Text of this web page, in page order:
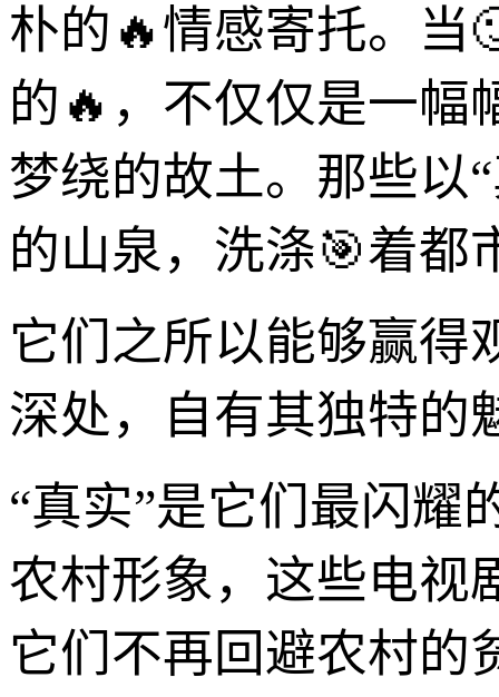
朴的🔥情感寄托。当
的🔥，不仅仅是一幅
梦绕的故土。那些以
的山泉，洗涤🎯着都
它们之所以能够赢得
深处，自有其独特的
“真实”是它们最闪耀
农村形象，这些电视
它们不再回避农村的